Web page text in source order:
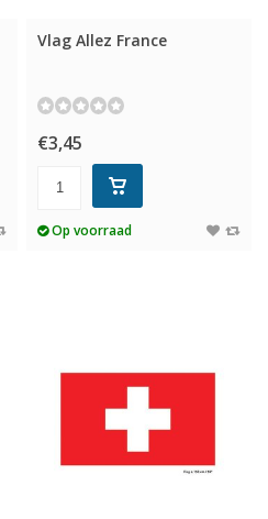
Vlag Allez France
€3,45
Op voorraad